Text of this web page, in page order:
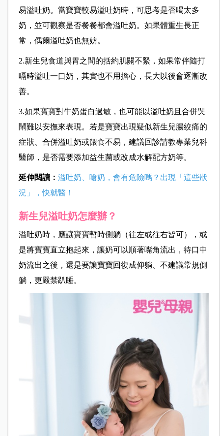
易溢吐奶。當寶寶較易溢吐奶時，可思考是否喝太多
奶，並可觀察是否餐餐都會溢吐奶。如果體重生長正
常，偶爾溢吐奶也無妨。
2.新生兒食道與胃之間的括約肌關不緊，如果常伴隨打
嗝時溢吐一口奶，其實也不用擔心，長大以後會逐漸改
善。
3.如果寶寶對牛奶蛋白過敏，也可能以溢吐奶且合併哭
鬧難以安撫來表現。若是寶寶出現疑似新生兒腸絞痛的
症狀、合併溢吐奶或餵食不易，建議回診請教專業兒科
醫師，是否需要添加益生菌或改成水解配方奶等。
延伸閱讀： 溢吐奶、嗆奶，會有危險嗎？出現「這些狀
況」，快就醫！
新生兒溢吐奶怎麼辦？
溢吐奶時，應讓寶寶暫時側躺（往左或往右皆可），或
是將寶寶直立抱起來，讓奶可以順著嘴角流出，待口中
奶流出之後，還是要讓寶寶回復成仰躺、不建議常規側
躺，更嚴禁趴睡。